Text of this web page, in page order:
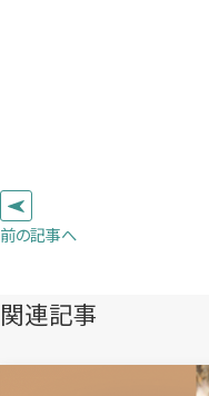
前の記事へ
関連記事